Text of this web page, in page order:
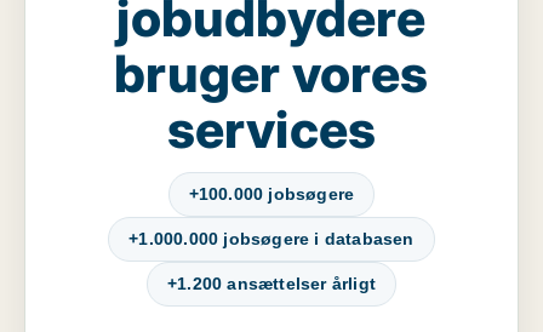
jobudbydere
bruger vores
services
+100.000 jobsøgere
+1.000.000 jobsøgere i databasen
+1.200 ansættelser årligt